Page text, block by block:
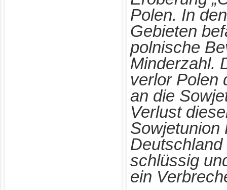
Polen. In
Gebieten
polnische
Minderzahl.
verlor Polen
an die
Verlust
Sowjetunion
schlüssig
ein